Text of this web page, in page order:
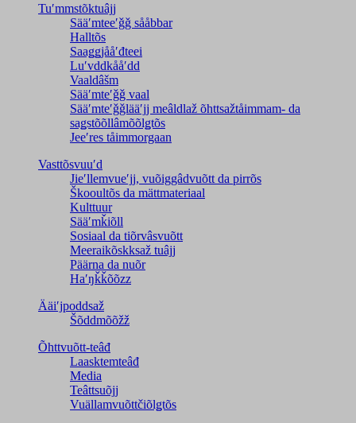
Tuʹmmstõktuâjj
Sääʹmteeʹǧǧ sååbbar
Halltõs
Saaǥǥjååʹđteei
Luʹvddkååʹdd
Vaaldâšm
Sääʹmteʹǧǧ vaal
Sääʹmteʹǧǧlääʹjj meâldlaž õhttsažtåimmam- da
saǥstõõllâmõõlǥtõs
Jeeʹres tåimmorgaan
Vasttõsvuuʹd
Jieʹllemvueʹjj, vuõiggâdvuõtt da pirrõs
Škooultõs da mättmateriaal
Kulttuur
Sääʹmǩiõll
Sosiaal da tiõrvâsvuõtt
Meeraikõskksaž tuâjj
Päärna da nuõr
Haʹŋǩǩõõzz
Ääiʹjpoddsaž
Šõddmõõžž
Õhttvuõtt-teâđ
Laasktemteâđ
Media
Teâttsuõjj
Vuällamvuõttčiõlǥtõs